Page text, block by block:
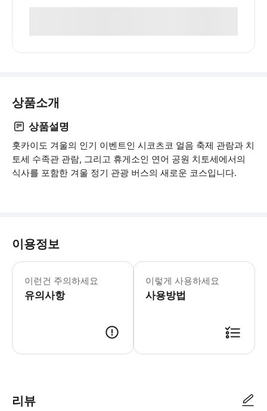
상품소개
상품설명
홋카이도 겨울의 인기 이벤트인 시코츠코 얼음 축제 관람과 치
토세 수족관 관람, 그리고 휴게소인 연어 공원 치토세에서의
식사를 포함한 겨울 정기 관광 버스의 새로운 코스입니다.
이용정보
이런건 주의하세요
유의사항
휠체어로 참여하는 경우, 인솔자의 동
이렇게 사용하세요
사용방법
리뷰